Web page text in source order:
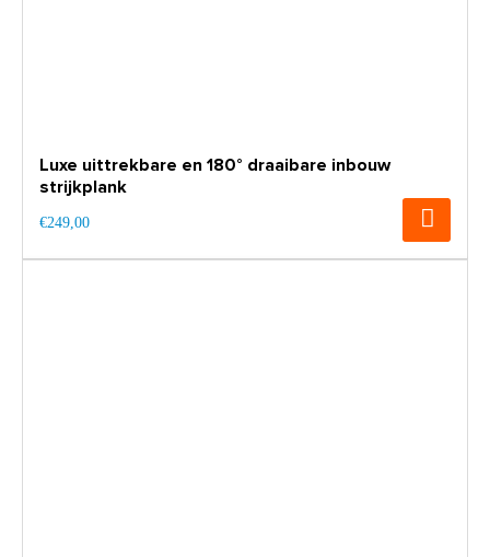
Luxe uittrekbare en 180° draaibare inbouw
strijkplank
€249,00